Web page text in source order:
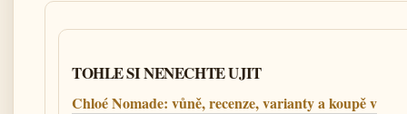
TOHLE SI NENECHTE UJIT
Chloé Nomade: vůně, recenze, varianty a koupě v